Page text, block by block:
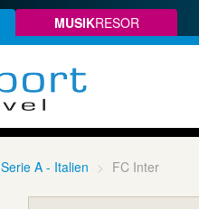
MUSIKRESOR
Serie A - Italien FC Inter